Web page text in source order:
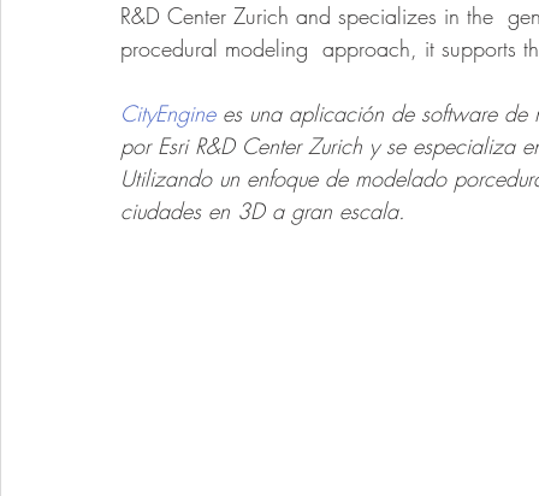
R&D Center Zurich and specializes in the
procedural modeling  approach, it supports
CityEngine es una aplicación de software de
por Esri R&D Center Zurich y se especializa
Utilizando un enfoque de modelado
ciudades en 3D a gran escala.